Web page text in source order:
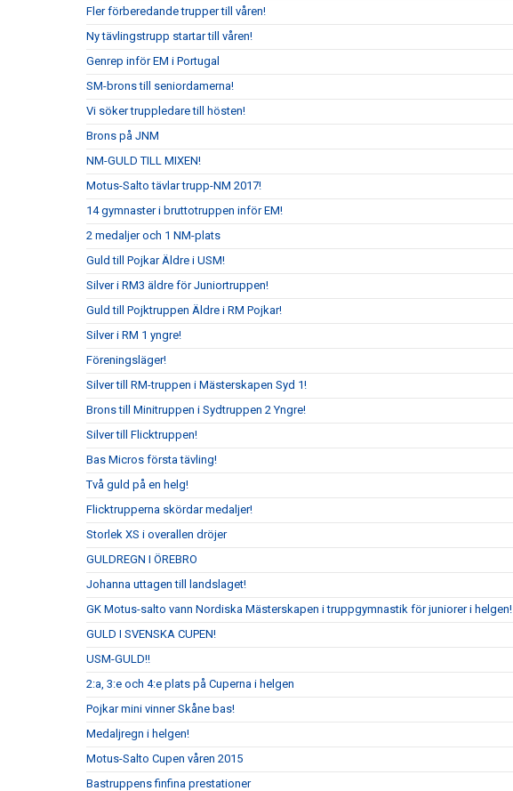
Fler förberedande trupper till våren!
Ny tävlingstrupp startar till våren!
Genrep inför EM i Portugal
SM-brons till seniordamerna!
Vi söker truppledare till hösten!
Brons på JNM
NM-GULD TILL MIXEN!
Motus-Salto tävlar trupp-NM 2017!
14 gymnaster i bruttotruppen inför EM!
2 medaljer och 1 NM-plats
Guld till Pojkar Äldre i USM!
Silver i RM3 äldre för Juniortruppen!
Guld till Pojktruppen Äldre i RM Pojkar!
Silver i RM 1 yngre!
Föreningsläger!
Silver till RM-truppen i Mästerskapen Syd 1!
Brons till Minitruppen i Sydtruppen 2 Yngre!
Silver till Flicktruppen!
Bas Micros första tävling!
Två guld på en helg!
Flicktrupperna skördar medaljer!
Storlek XS i overallen dröjer
GULDREGN I ÖREBRO
Johanna uttagen till landslaget!
GK Motus-salto vann Nordiska Mästerskapen i truppgymnastik för juniorer i helgen!
GULD I SVENSKA CUPEN!
USM-GULD!!
2:a, 3:e och 4:e plats på Cuperna i helgen
Pojkar mini vinner Skåne bas!
Medaljregn i helgen!
Motus-Salto Cupen våren 2015
Bastruppens finfina prestationer